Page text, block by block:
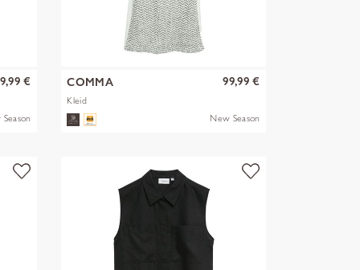
€ COMMA
Kleid
99,99 €
New Season